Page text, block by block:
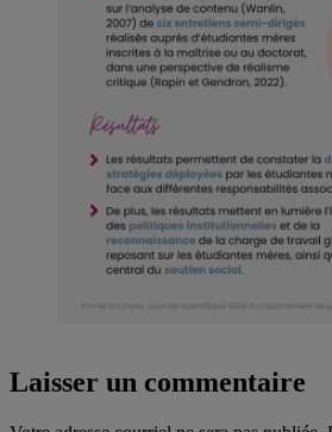
Laisser un commentaire